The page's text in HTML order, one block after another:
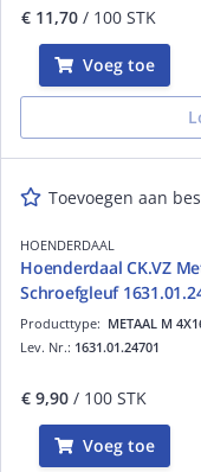
€ 11,70 / 100 STK
Voeg toe
Toevoegen aan
HOENDERDAAL
Hoenderdaal CK.VZ
Schroefgleuf
Producttype: METAAL M
Lev. Nr.: 1631.01.24701
€ 9,90 / 100 STK
Voeg toe